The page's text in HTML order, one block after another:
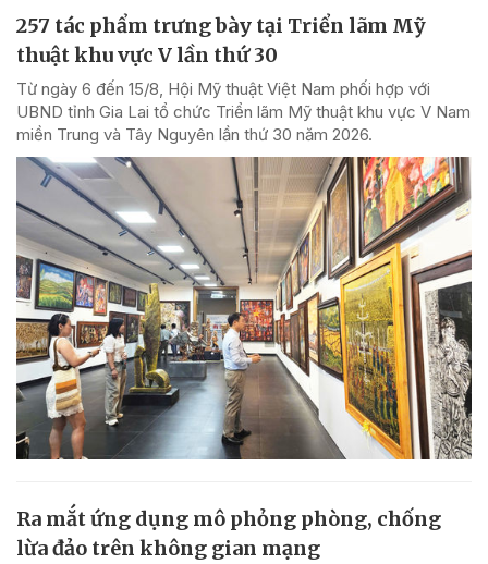
257 tác phẩm trưng bày tại Triển lãm Mỹ
thuật khu vực V lần thứ 30
Từ ngày 6 đến 15/8, Hội Mỹ thuật Việt Nam phối hợp với
UBND tỉnh Gia Lai tổ chức Triển lãm Mỹ thuật khu vực V Nam
miền Trung và Tây Nguyên lần thứ 30 năm 2026.
Ra mắt ứng dụng mô phỏng phòng, chống
lừa đảo trên không gian mạng